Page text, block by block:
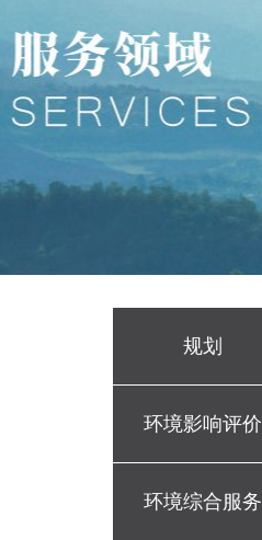
规划
环境影响评价
环境综合服务